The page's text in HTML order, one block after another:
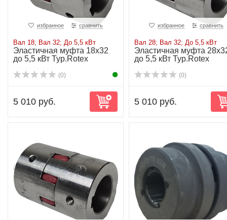
избранное сравнить
Вал 18; Вал 32; До 5,5 кВт
Эластичная муфта 18х32
до 5,5 кВт Typ.Rotex
(0)
5 010 руб.
избранное сравнить
Вал 28; Вал 32; До 5,5 кВт
Эластичная муфта
до 5,5 кВт Typ.Rotex
(0)
5 010 руб.